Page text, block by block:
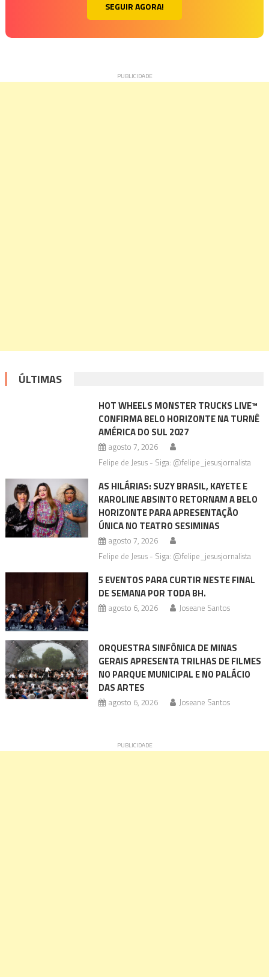
SEGUIR AGORA!
ÚLTIMAS
HOT WHEELS MONSTER TRUCKS LIVE™
CONFIRMA BELO HORIZONTE NA TURNÊ
AMÉRICA DO SUL 2027
agosto 7, 2026
Felipe de Jesus - Siga: @felipe_jesusjornalista
AS HILÁRIAS: SUZY BRASIL, KAYETE E
KAROLINE ABSINTO RETORNAM A BELO
HORIZONTE PARA APRESENTAÇÃO
ÚNICA NO TEATRO SESIMINAS
agosto 7, 2026
Felipe de Jesus - Siga: @felipe_jesusjornalista
5 EVENTOS PARA CURTIR NESTE FINAL
DE SEMANA POR TODA BH.
agosto 6, 2026 Joseane Santos
ORQUESTRA SINFÔNICA DE MINAS
GERAIS APRESENTA TRILHAS DE FILMES
NO PARQUE MUNICIPAL E NO PALÁCIO
DAS ARTES
agosto 6, 2026 Joseane Santos